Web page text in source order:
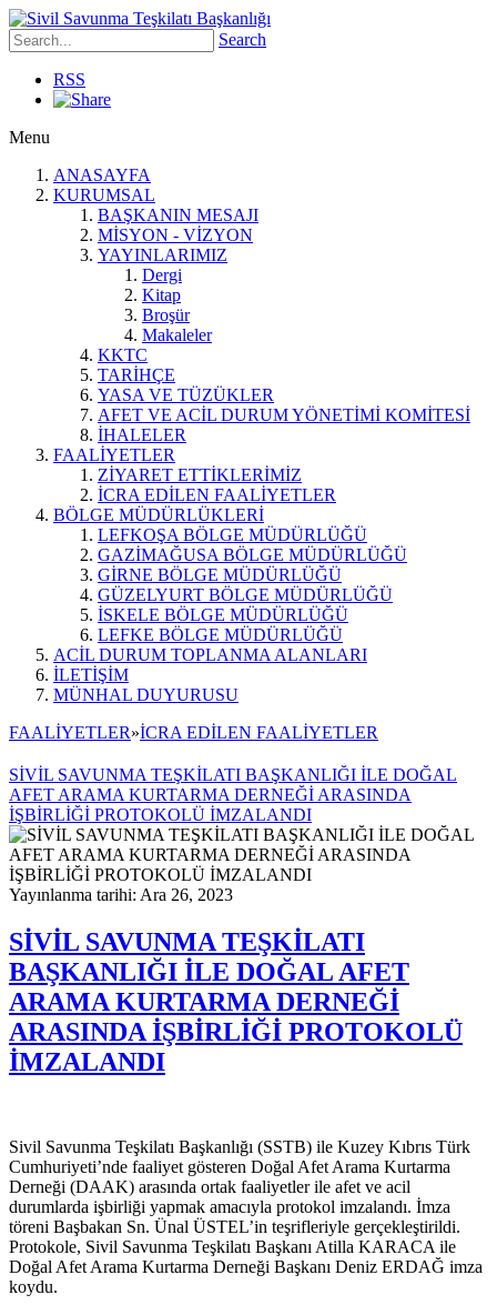
Search
RSS
Menu
ANASAYFA
KURUMSAL
BAŞKANIN MESAJI
MİSYON - VİZYON
YAYINLARIMIZ
Dergi
Kitap
Broşür
Makaleler
KKTC
TARİHÇE
YASA VE TÜZÜKLER
AFET VE ACİL DURUM YÖNETİMİ KOMİTESİ
İHALELER
FAALİYETLER
ZİYARET ETTİKLERİMİZ
İCRA EDİLEN FAALİYETLER
BÖLGE MÜDÜRLÜKLERİ
LEFKOŞA BÖLGE MÜDÜRLÜĞÜ
GAZİMAĞUSA BÖLGE MÜDÜRLÜĞÜ
GİRNE BÖLGE MÜDÜRLÜĞÜ
GÜZELYURT BÖLGE MÜDÜRLÜĞÜ
İSKELE BÖLGE MÜDÜRLÜĞÜ
LEFKE BÖLGE MÜDÜRLÜĞÜ
ACİL DURUM TOPLANMA ALANLARI
İLETİŞİM
MÜNHAL DUYURUSU
FAALİYETLER»İCRA EDİLEN FAALİYETLER
SİVİL SAVUNMA TEŞKİLATI BAŞKANLIĞI İLE DOĞAL
AFET ARAMA KURTARMA DERNEĞİ ARASINDA
İŞBİRLİĞİ PROTOKOLÜ İMZALANDI
Yayınlanma tarihi: Ara 26, 2023
SİVİL SAVUNMA TEŞKİLATI
BAŞKANLIĞI İLE DOĞAL AFET
ARAMA KURTARMA DERNEĞİ
ARASINDA İŞBİRLİĞİ PROTOKOLÜ
İMZALANDI
Sivil Savunma Teşkilatı Başkanlığı (SSTB) ile Kuzey Kıbrıs Türk
Cumhuriyeti’nde faaliyet gösteren Doğal Afet Arama Kurtarma
Derneği (DAAK) arasında ortak faaliyetler ile afet ve acil
durumlarda işbirliği yapmak amacıyla protokol imzalandı. İmza
töreni Başbakan Sn. Ünal ÜSTEL’in teşrifleriyle gerçekleştirildi.
Protokole, Sivil Savunma Teşkilatı Başkanı Atilla KARACA ile
Doğal Afet Arama Kurtarma Derneği Başkanı Deniz ERDAĞ imza
koydu.